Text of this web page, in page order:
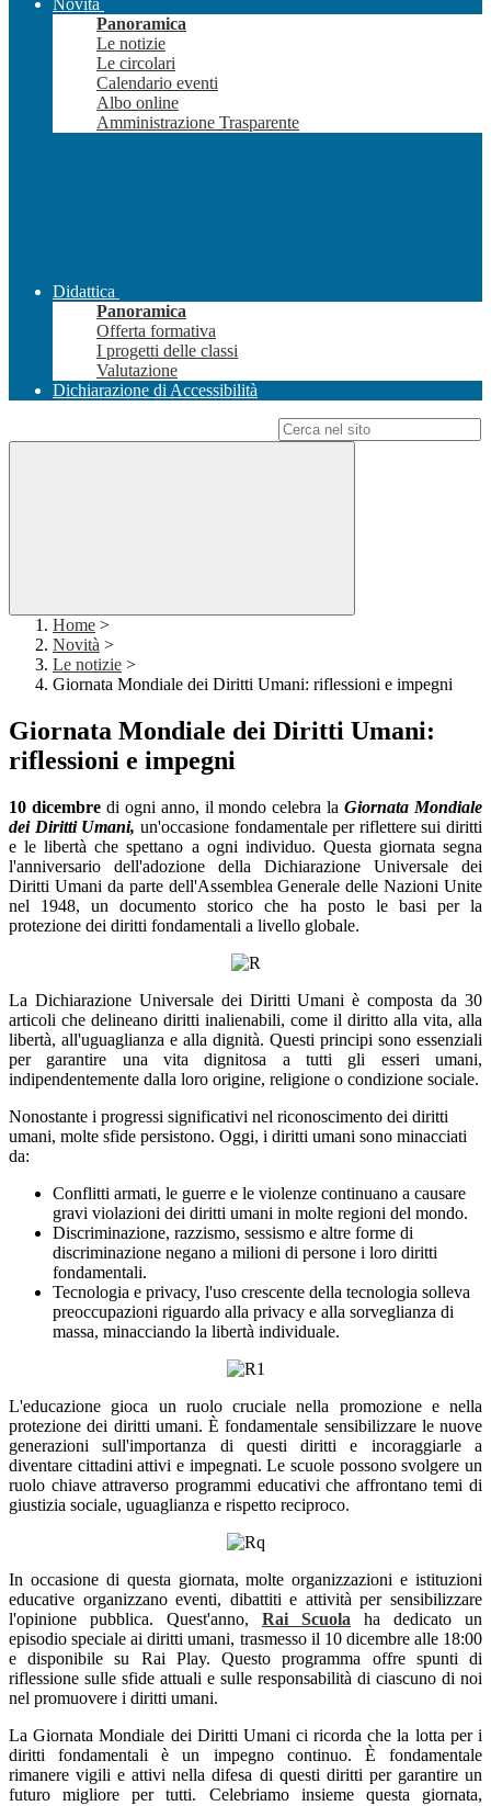
Novità
Panoramica
Le notizie
Le circolari
Calendario eventi
Albo online
Amministrazione Trasparente
Didattica
Panoramica
Offerta formativa
I progetti delle classi
Valutazione
Dichiarazione di Accessibilità
Home >
Novità >
Le notizie >
Giornata Mondiale dei Diritti Umani: riflessioni e impegni
Giornata Mondiale dei Diritti Umani:
riflessioni e impegni
10 dicembredi ogni anno, il mondo celebra laGiornata Mondiale
dei Diritti Umani, un'occasione fondamentale per riflettere sui diritti
e le libertà che spettano a ogni individuo. Questa giornata segna
l'anniversario dell'adozione della Dichiarazione Universale dei
Diritti Umani da parte dell'Assemblea Generale delle Nazioni Unite
nel 1948, un documento storico che ha posto le basi per la
protezione dei diritti fondamentali a livello globale.
La Dichiarazione Universale dei Diritti Umani è composta da 30
articoli che delineano diritti inalienabili, come il diritto alla vita, alla
libertà, all'uguaglianza e alla dignità. Questi principi sono essenziali
per garantire una vita dignitosa a tutti gli esseri umani,
indipendentemente dalla loro origine, religione o condizione sociale.
Nonostante i progressi significativi nel riconoscimento dei diritti
umani, molte sfide persistono. Oggi, i diritti umani sono minacciati
da:
Conflitti armati, le guerre e le violenze continuano a causare
gravi violazioni dei diritti umani in molte regioni del mondo.
Discriminazione, razzismo, sessismo e altre forme di
discriminazione negano a milioni di persone i loro diritti
fondamentali.
Tecnologia e privacy, l'uso crescente della tecnologia solleva
preoccupazioni riguardo alla privacy e alla sorveglianza di
massa, minacciando la libertà individuale.
L'educazione gioca un ruolo cruciale nella promozione e nella
protezione dei diritti umani. È fondamentale sensibilizzare le nuove
generazioni sull'importanza di questi diritti e incoraggiarle a
diventare cittadini attivi e impegnati. Le scuole possono svolgere un
ruolo chiave attraverso programmi educativi che affrontano temi di
giustizia sociale, uguaglianza e rispetto reciproco.
In occasione di questa giornata, molte organizzazioni e istituzioni
educative organizzano eventi, dibattiti e attività per sensibilizzare
l'opinione pubblica. Quest'anno, Rai Scuola ha dedicato un
episodio speciale ai diritti umani, trasmesso il 10 dicembre alle 18:00
e disponibile su Rai Play. Questo programma offre spunti di
riflessione sulle sfide attuali e sulle responsabilità di ciascuno di noi
nel promuovere i diritti umani.
La Giornata Mondiale dei Diritti Umani ci ricorda che la lotta per i
diritti fondamentali è un impegno continuo. È fondamentale
rimanere vigili e attivi nella difesa di questi diritti per garantire un
futuro migliore per tutti. Celebriamo insieme questa giornata,